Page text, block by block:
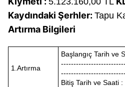
kullanılmaktadır. Bu çerezler
verileriniz işlenmekte olup
toplumu hizmetlerinin sunulması
kullanılmaktadır. Diğer
kılınması ve kişiselleştirilmesi
reklam/pazarlama faaliyetlerinin
sınırlı olarak açık rızanız
Kaydındaki Şerhler: Tapu
Artırma Bilgileri
1.Artırma
Başlangıç Tarih ve
Bitiş Tarih ve Saati